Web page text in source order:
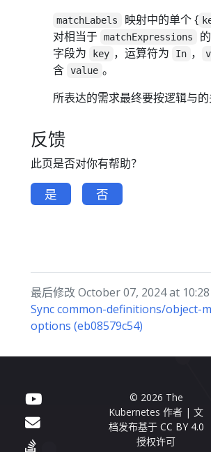
matchLabels 映射中的单个 {
对相当于 matchExpressions
字段为
key ，运算符为 In ，
含 value 。
所表达的需求最终要按逻辑与的
反馈
此页是否对你有帮助？
是 否
最后修改 October 07, 2024 at 10:28
Sync common-definitions/object-
options (eb08579c54)
© 2026 The
Kubernetes 作者 | 文
档发布基于 CC BY 4.0
授权许可